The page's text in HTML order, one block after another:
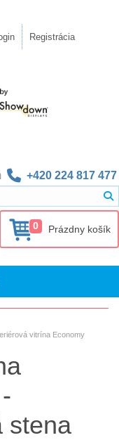
Registrácia
+420 224 817 477
0 Prázdny košík
vitrína Economy
stena